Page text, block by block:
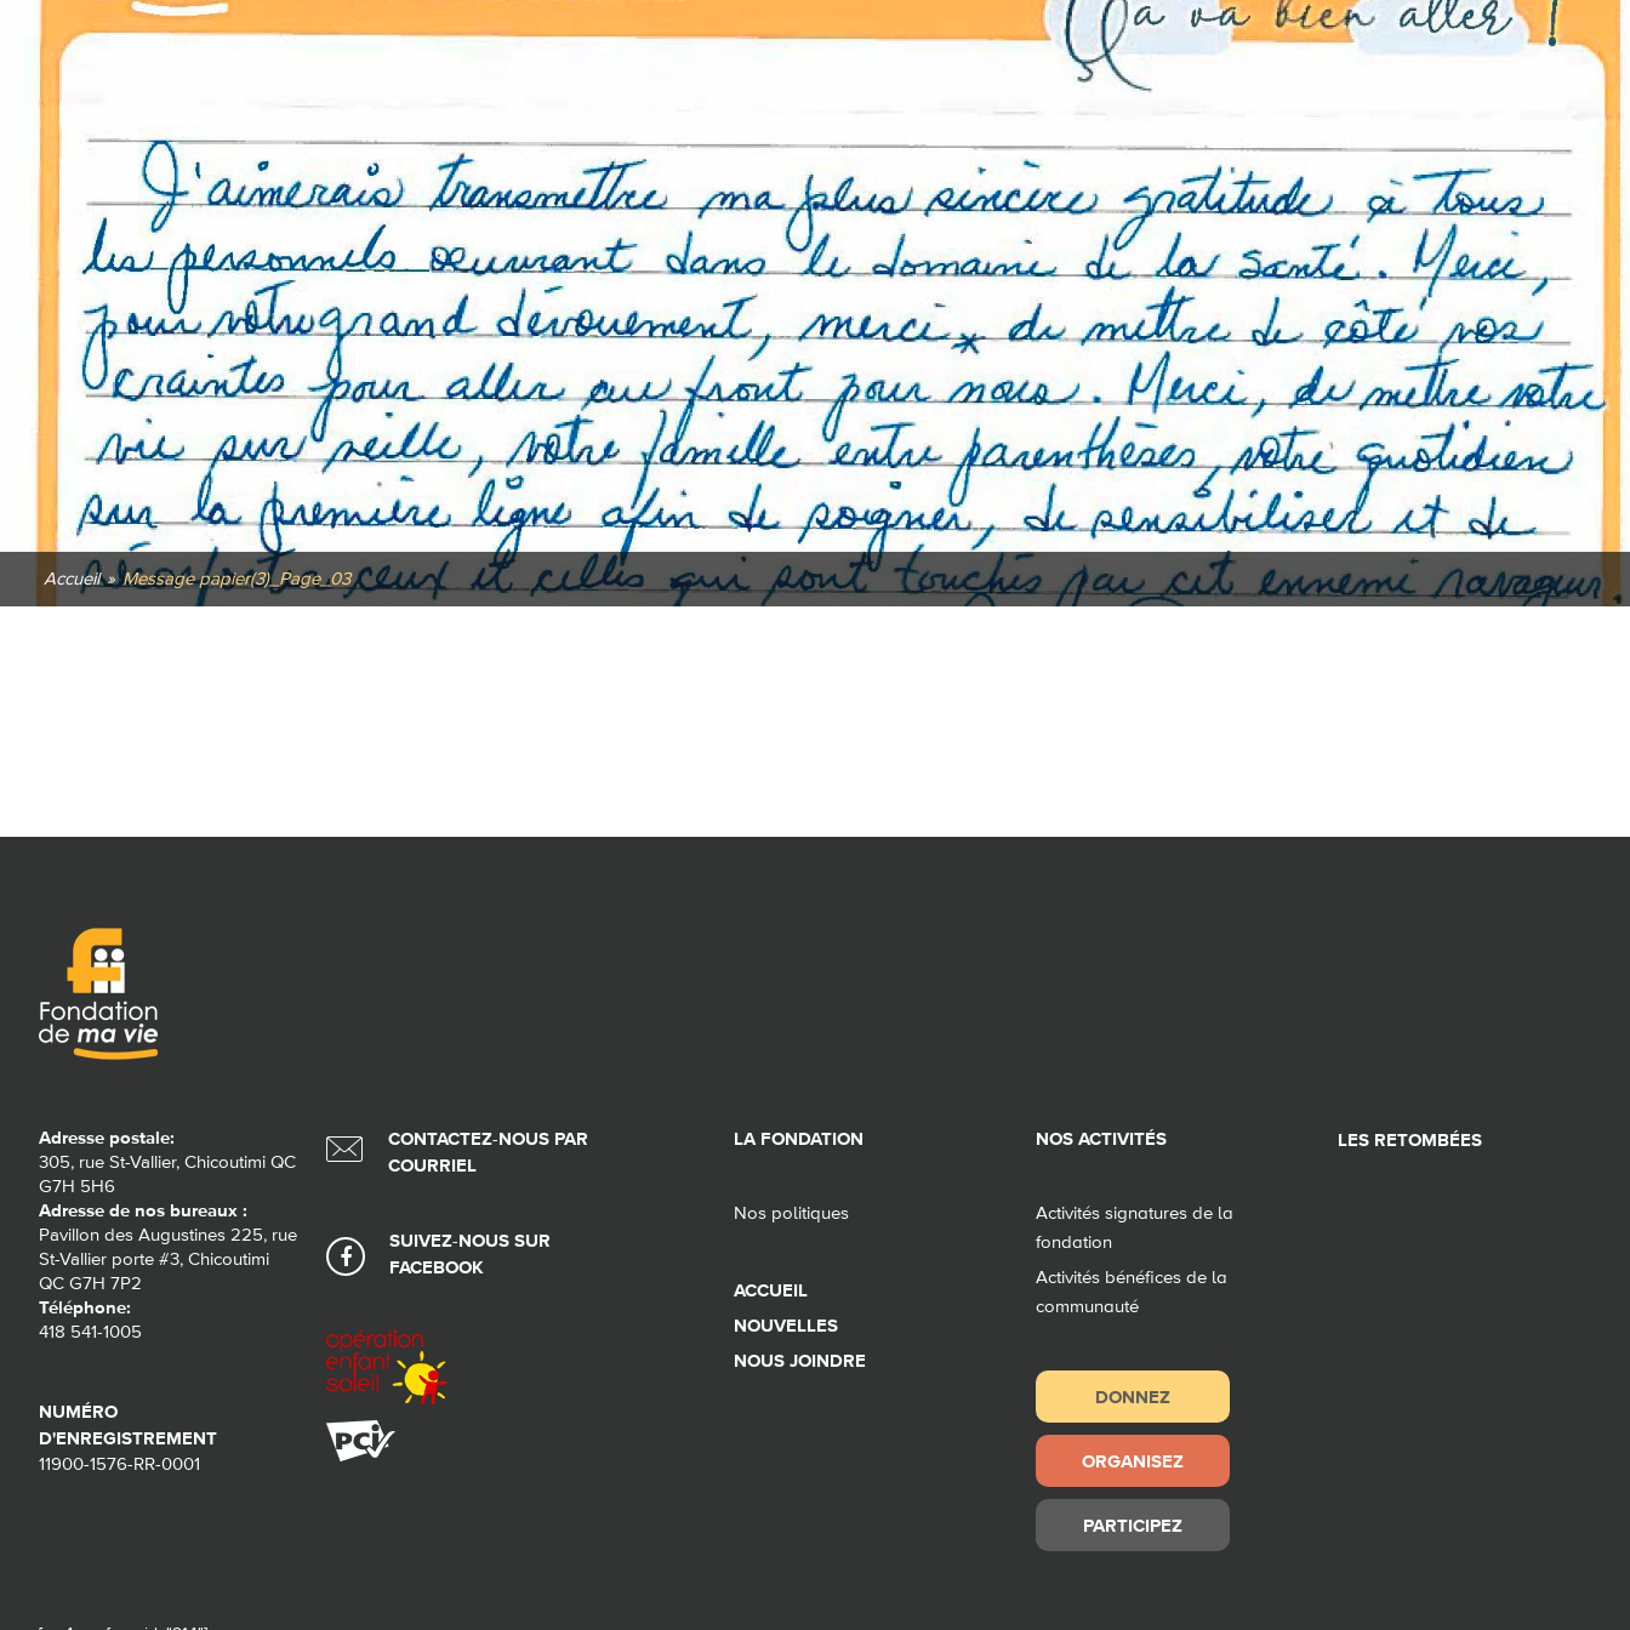
Accueil » Message papier(3)_Page_03
Adresse postale:
305, rue St-Vallier, Chicoutimi QC
G7H 5H6
Adresse de nos bureaux :
Pavillon des Augustines 225, rue
St-Vallier porte #3, Chicoutimi
QC G7H 7P2
Téléphone:
418 541-1005
NUMÉRO
D'ENREGISTREMENT
11900-1576-RR-0001
CONTACTEZ-NOUS PAR
COURRIEL
SUIVEZ-NOUS SUR
FACEBOOK
LA FONDATION
Nos politiques
ACCUEIL
NOUVELLES
NOUS JOINDRE
NOS ACTIVITÉS
Activités signatures de la
fondation
Activités bénéfices de la
communauté
DONNEZ
ORGANISEZ
PARTICIPEZ
LES RETOMBÉES